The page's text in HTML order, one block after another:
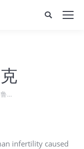
Search:
…
infertility caused